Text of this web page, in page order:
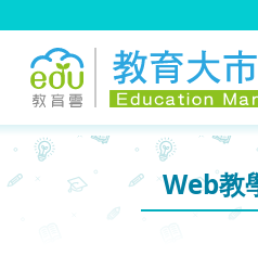
::: Web教